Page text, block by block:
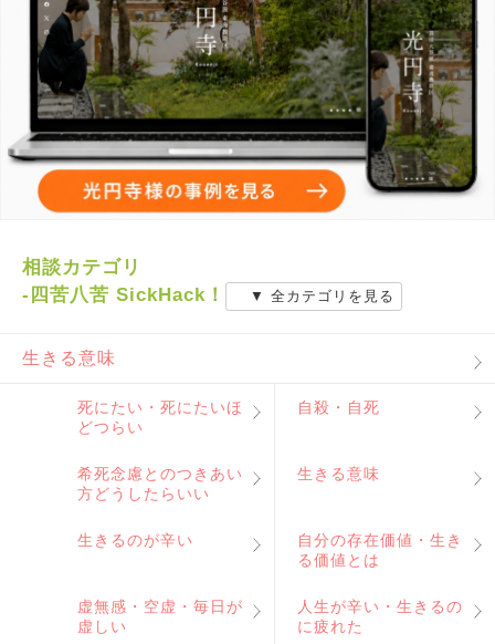
相談カテゴリ
-四苦八苦 SickHack！
▼ 全カテゴリを見る
生きる意味
死にたい・死にたいほ
どつらい
自殺・自死
希死念慮とのつきあい
方どうしたらいい
生きる意味
生きるのが辛い
自分の存在価値・生き
る価値とは
虚無感・空虚・毎日が
虚しい
人生が辛い・生きるの
に疲れた